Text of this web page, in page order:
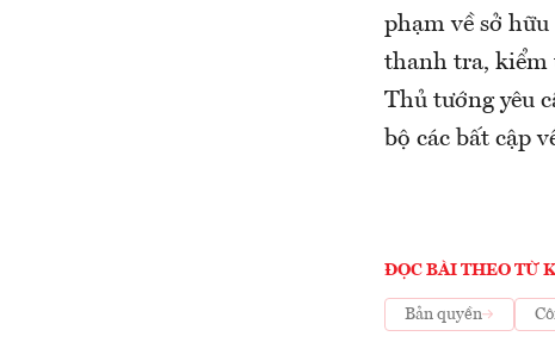
phạm về sở
thanh tra, kiểm
Thủ tướng yêu
bộ các bất cập
ĐỌC BÀI THEO TỪ
Bản quyền